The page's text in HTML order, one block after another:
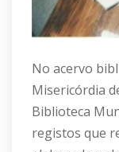
No acervo
Misericórdia
Biblioteca
registos que